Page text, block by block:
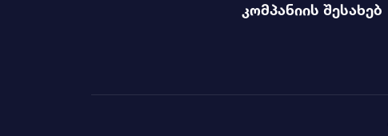
კომპანიის შესახებ